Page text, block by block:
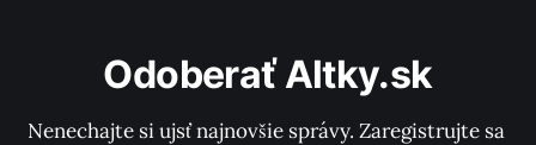
Odoberať Altky.sk
Nenechajte si ujsť najnovšie správy. Zaregistrujte sa